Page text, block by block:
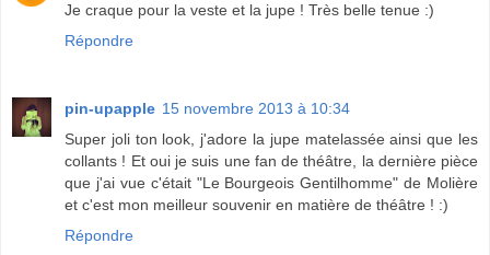
Je craque pour la veste et la jupe ! Très belle tenue :)
Répondre
pin-upapple 15 novembre 2013 à 10:34
Super joli ton look, j'adore la jupe matelassée ainsi que les
collants ! Et oui je suis une fan de théâtre, la dernière pièce
que j'ai vue c'était "Le Bourgeois Gentilhomme" de Molière
et c'est mon meilleur souvenir en matière de théâtre ! :)
Répondre